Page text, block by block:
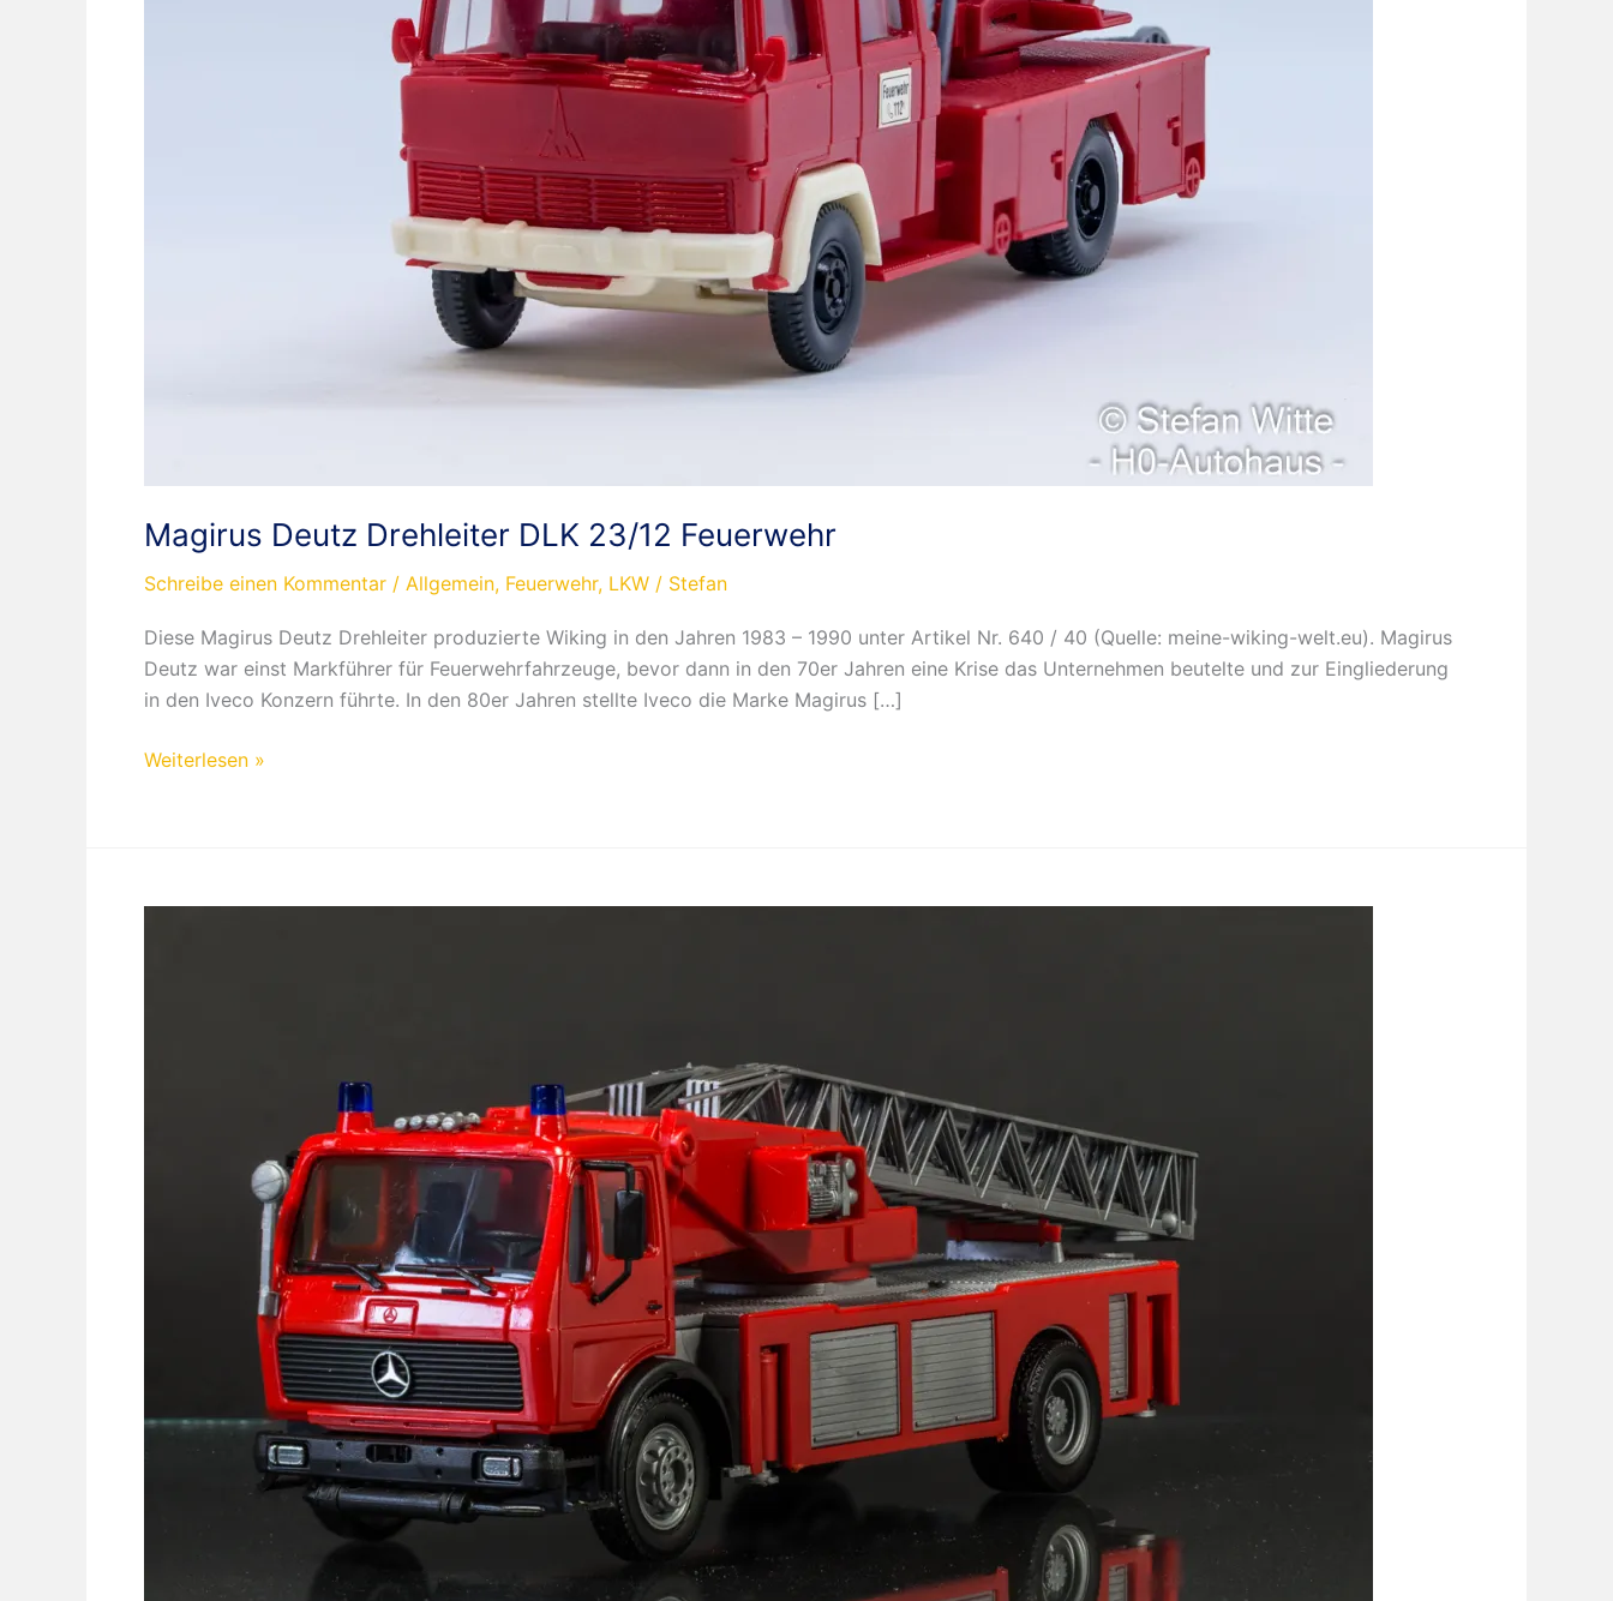
Magirus Deutz Drehleiter DLK 23/12 Feuerwehr
Schreibe einen Kommentar / Allgemein, Feuerwehr, LKW / Stefan
Diese Magirus Deutz Drehleiter produzierte Wiking in den Jahren 1983 – 1990 unter Artikel Nr. 640 / 40 (Quelle: meine-wiking-welt.eu). Magirus
Deutz war einst Markführer für Feuerwehrfahrzeuge, bevor dann in den 70er Jahren eine Krise das Unternehmen beutelte und zur Eingliederung
in den Iveco Konzern führte. In den 80er Jahren stellte Iveco die Marke Magirus […]
Magirus
Feuerwehr
Weiterlesen »